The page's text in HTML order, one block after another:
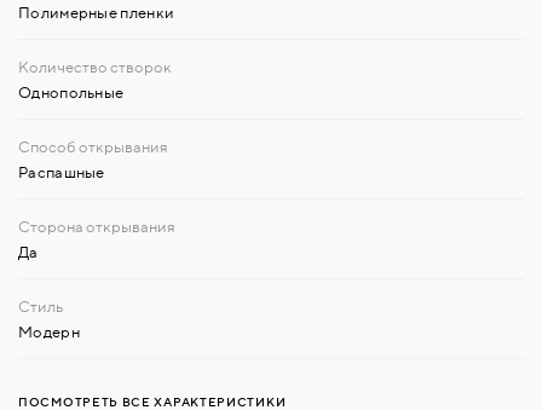
Полимерные пленки
Однопольные
Распашные
Да
Модерн
ПОСМОТРЕТЬ ВСЕ ХАРАКТЕРИСТИКИ